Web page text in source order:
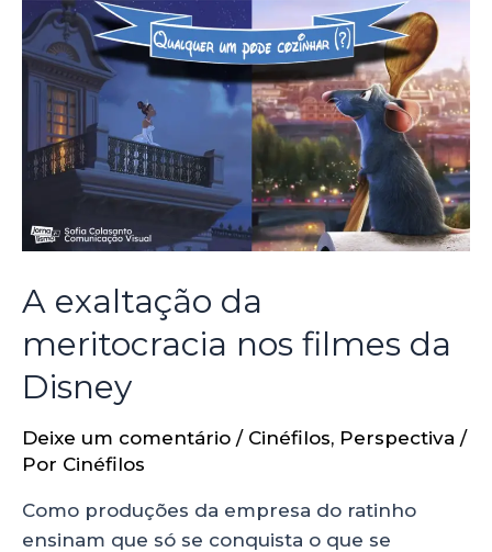
A exaltação da
meritocracia nos filmes da
Disney
Deixe um comentário / Cinéfilos, Perspectiva /
Por Cinéfilos
Como produções da empresa do ratinho
ensinam que só se conquista o que se